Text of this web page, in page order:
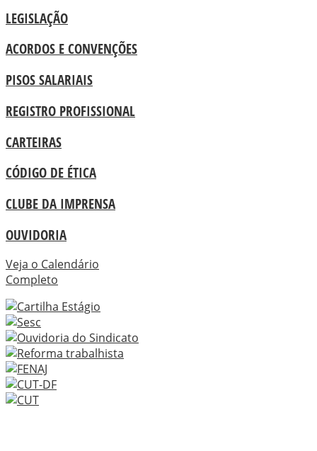
LEGISLAÇÃO
ACORDOS E CONVENÇÕES
PISOS SALARIAIS
REGISTRO PROFISSIONAL
CARTEIRAS
CÓDIGO DE ÉTICA
CLUBE DA IMPRENSA
OUVIDORIA
Veja o Calendário
Completo